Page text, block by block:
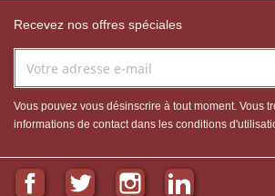
Recevez nos offres spéciales
Vous pouvez vous désinscrire à tout moment. Vous
informations de contact dans les conditions
FacebookTwitter InstagramLinkedIn